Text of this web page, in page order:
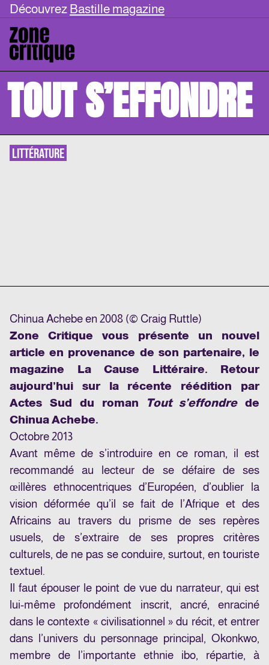
Découvrez Bastille magazine
TOUT S’EFFONDRE
LITTÉRATURE
Chinua Achebe en 2008 (© Craig Ruttle)
Zone Critique vous présente un nouvel
article en provenance de son partenaire, le
magazine La Cause Littéraire. Retour
aujourd’hui sur la récente réédition par
Actes Sud du roman
Tout s’effondrede
Chinua Achebe.
Octobre 2013
Avant même de s’introduire en ce roman, il est
recommandé au lecteur de se défaire de ses
œillères ethnocentriques d’Européen, d’oublier la
vision déformée qu’il se fait de l’Afrique et des
Africains au travers du prisme de ses repères
usuels, de s’extraire de ses propres critères
culturels, de ne pas se conduire, surtout, en touriste
textuel.
Il faut épouser le point de vue du narrateur, qui est
lui-même profondément inscrit, ancré, enraciné
dans le contexte « civilisationnel » du récit, et entrer
dans l’univers du personnage principal, Okonkwo,
membre de l’importante ethnie ibo, répartie, à